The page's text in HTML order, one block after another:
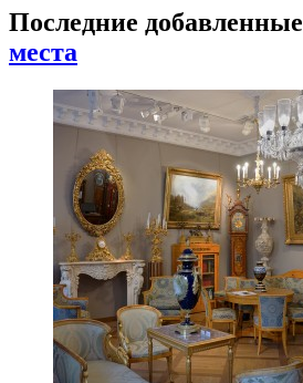
Последние добавленные
места